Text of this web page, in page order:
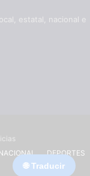
estatal, nacional e
DEPORTES
🌐 Traducir